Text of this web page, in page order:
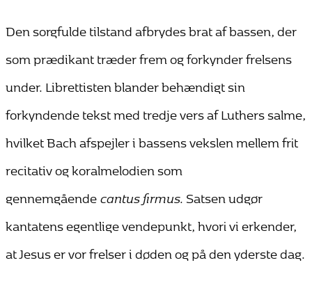
Den sorgfulde tilstand afbrydes brat af bassen, der
som prædikant træder frem og forkynder frelsens
under. Librettisten blander behændigt sin
forkyndende tekst med tredje vers af Luthers salme,
hvilket Bach afspejler i bassens vekslen mellem frit
recitativ og koralmelodien som
gennemgåendecantus firmus. Satsen udgør
kantatens egentlige vendepunkt, hvori vi erkender,
at Jesus er vor frelser i døden og på den yderste dag.